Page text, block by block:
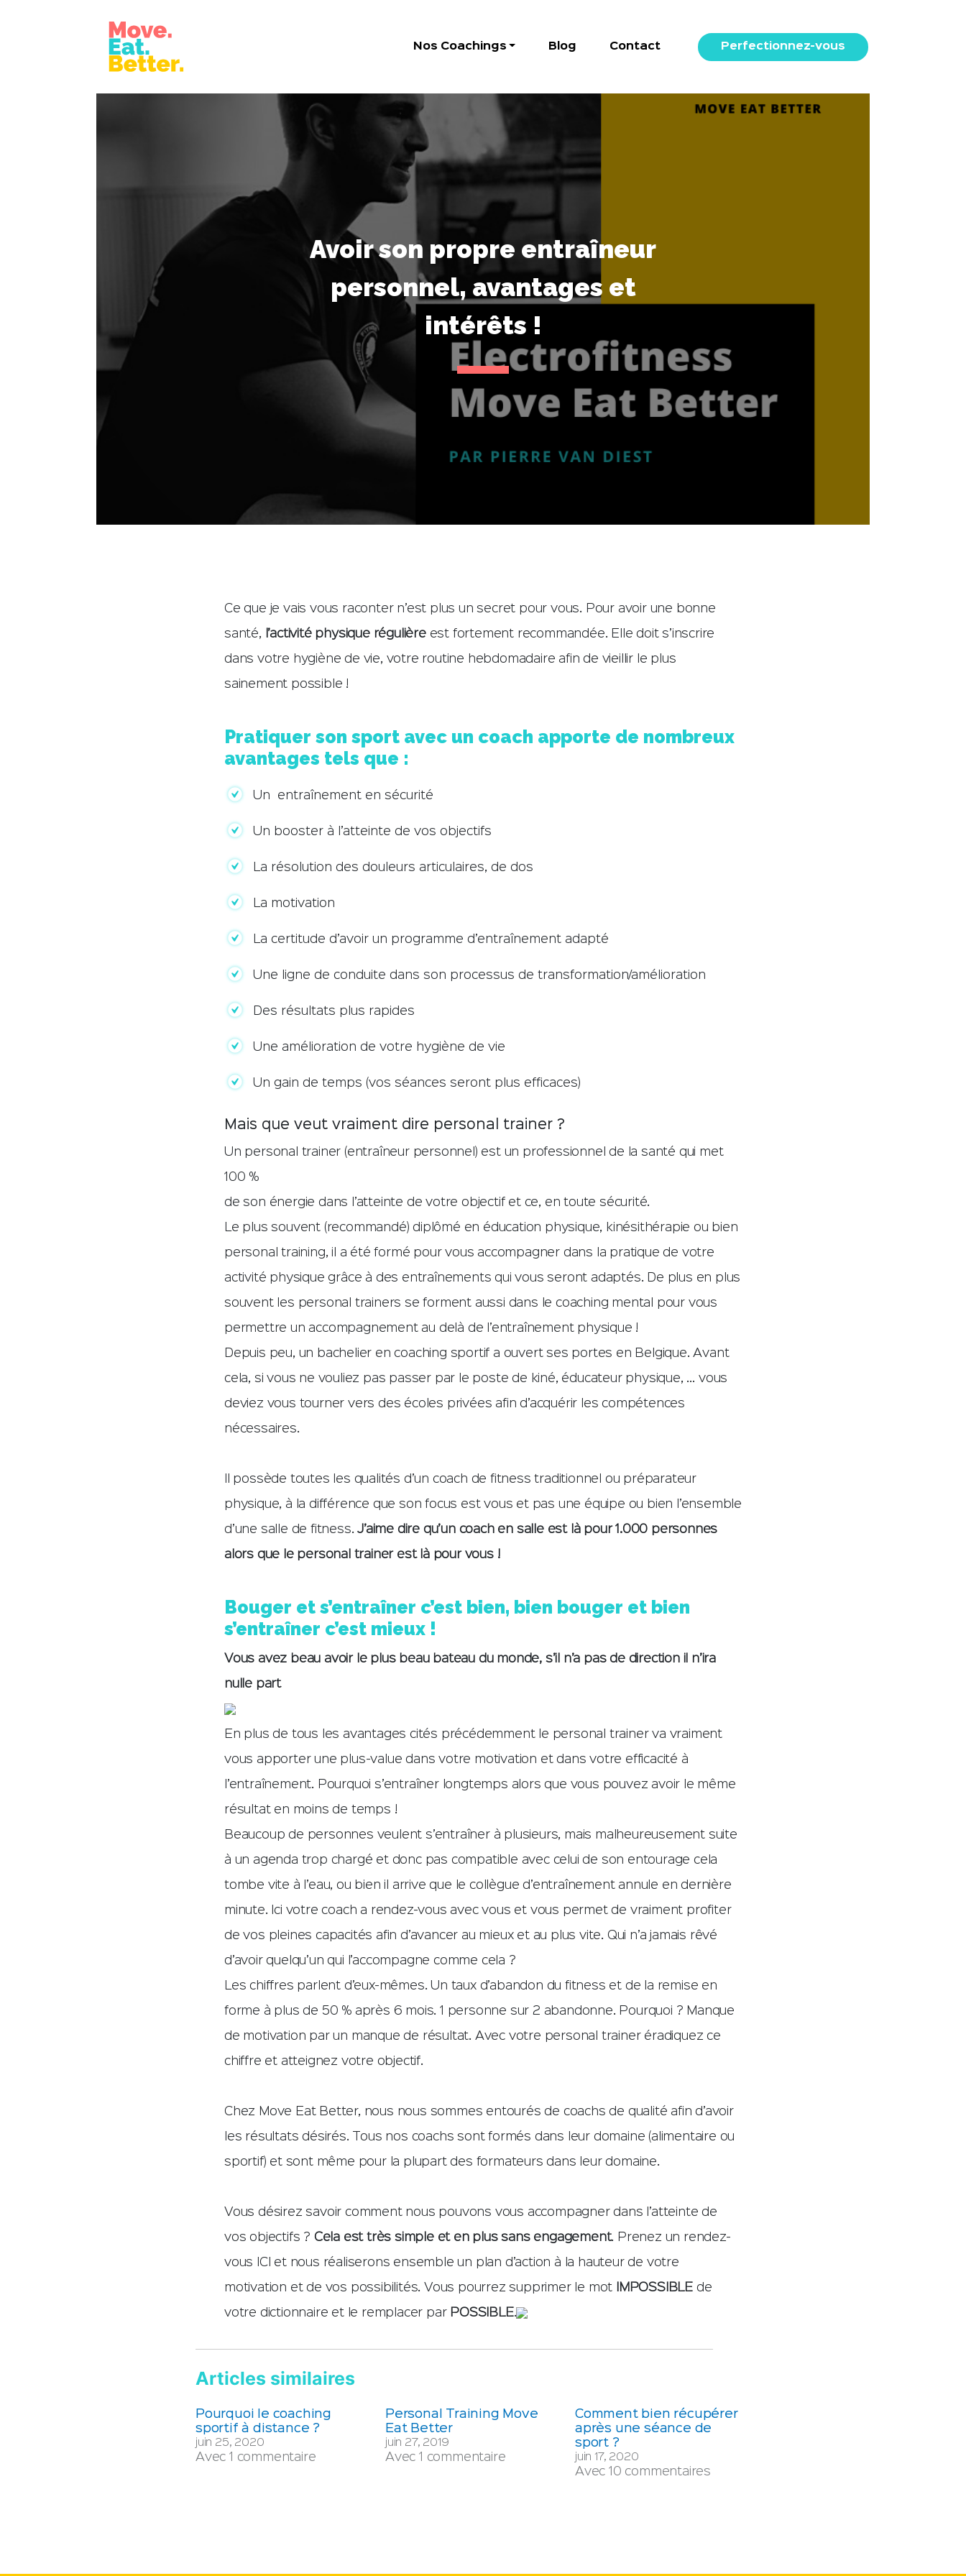
Nos Coachings Blog Contact Perfectionnez-vous
Avoir son propre entraîneur
personnel, avantages et
intérêts !
Ce que je vais vous raconter n’est plus un secret pour vous. Pour avoir une bonne
santé, l’activité physique régulièreest fortement recommandée. Elle doit s’inscrire
dans votre hygiène de vie, votre routine hebdomadaire afin de vieillir le plus
sainement possible !
Pratiquer son sport avec un coach apporte de nombreux
avantages tels que :
Un entraînement en sécurité
Un booster à l’atteinte de vos objectifs
La résolution des douleurs articulaires, de dos
La motivation
La certitude d’avoir un programme d’entraînement adapté
Une ligne de conduite dans son processus de transformation/amélioration
Des résultats plus rapides
Une amélioration de votre hygiène de vie
Un gain de temps (vos séances seront plus efficaces)
Mais que veut vraiment dire personal trainer ?
Un personal trainer (entraîneur personnel) est un professionnel de la santé qui met
100 %
de son énergie dans l’atteinte de votre objectif et ce, en toute sécurité.
Le plus souvent (recommandé) diplômé en éducation physique, kinésithérapie ou bien
personal training, il a été formé pour vous accompagner dans la pratique de votre
activité physique grâce à des entraînements qui vous seront adaptés. De plus en plus
souvent les personal trainers se forment aussi dans le coaching mental pour vous
permettre un accompagnement au delà de l’entraînement physique !
Depuis peu, un bachelier en coaching sportif a ouvert ses portes en Belgique. Avant
cela, si vous ne vouliez pas passer par le poste de kiné, éducateur physique, … vous
deviez vous tourner vers des écoles privées afin d’acquérir les compétences
nécessaires.
Il possède toutes les qualités d’un coach de fitness traditionnel ou préparateur
physique, à la différence que son focus est vous et pas une équipe ou bien l’ensemble
d’une salle de fitness.J’aime dire qu’un coach en salle est là pour 1.000 personnes
alors que le personal trainer est là pour vous !
Bouger et s’entraîner c’est bien, bien bouger et bien
s’entraîner c’est mieux !
Vous avez beau avoir le plus beau bateau du monde, s’il n’a pas de direction il n’ira
nulle part
En plus de tous les avantages cités précédemment le personal trainer va vraiment
vous apporter une plus-value dans votre motivation et dans votre efficacité à
l’entraînement. Pourquoi s’entraîner longtemps alors que vous pouvez avoir le même
résultat en moins de temps !
Beaucoup de personnes veulent s’entraîner à plusieurs, mais malheureusement suite
à un agenda trop chargé et donc pas compatible avec celui de son entourage cela
tombe vite à l’eau, ou bien il arrive que le collègue d’entraînement annule en dernière
minute. Ici votre coach a rendez-vous avec vous et vous permet de vraiment profiter
de vos pleines capacités afin d’avancer au mieux et au plus vite. Qui n’a jamais rêvé
d’avoir quelqu’un qui l’accompagne comme cela ?
Les chiffres parlent d’eux-mêmes. Un taux d’abandon du fitness et de la remise en
forme à plus de 50 % après 6 mois. 1 personne sur 2 abandonne. Pourquoi ? Manque
de motivation par un manque de résultat. Avec votre personal trainer éradiquez ce
chiffre et atteignez votre objectif.
Chez Move Eat Better, nous nous sommes entourés de coachs de qualité afin d’avoir
les résultats désirés. Tous nos coachs sont formés dans leur domaine (alimentaire ou
sportif) et sont même pour la plupart des formateurs dans leur domaine.
Vous désirez savoir comment nous pouvons vous accompagner dans l’atteinte de
vos objectifs ? Cela est très simple et en plus sans engagement. Prenez un rendez-
vous ICI et nous réaliserons ensemble un plan d’action à la hauteur de votre
motivation et de vos possibilités. Vous pourrez supprimer le mot IMPOSSIBLE de
votre dictionnaire et le remplacer par POSSIBLE.
Articles similaires
Pourquoi le coaching
sportif à distance ?
juin 25, 2020
Avec 1 commentaire
Personal Training Move
Eat Better
juin 27, 2019
Avec 1 commentaire
Comment bien récupérer
après une séance de
sport ?
juin 17, 2020
Avec 10 commentaires